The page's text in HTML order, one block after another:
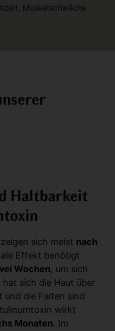
Muskelschwäche
Haltbarkeit
sich meist nach
Effekt benötigt
Wochen, um sich
sich die Haut über
und die Falten sind
wirkt
Monaten. Im